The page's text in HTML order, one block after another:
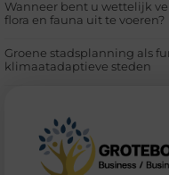
Wanneer bent u wettelijk
flora en fauna uit te voeren?
Groene stadsplanning als
klimaatadaptieve steden